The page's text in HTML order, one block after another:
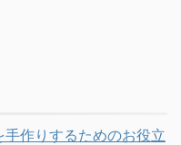
作りするためのお役立